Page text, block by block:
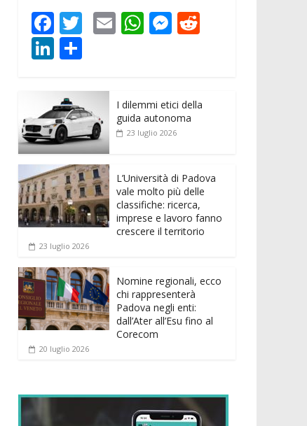
F
ac
e
b
o
o
k
T
er
E W
A
p
M
n
g
t
Li
k
e
dI
n
n
di
vi
di
I dilemmi etici della
guida autonoma
23 luglio 2026
L’Università di Padova
vale molto più delle
classifiche: ricerca,
imprese e lavoro fanno
crescere il territorio
23 luglio 2026
Nomine regionali, ecco
chi rappresenterà
Padova negli enti:
dall’Ater all’Esu fino al
Corecom
20 luglio 2026